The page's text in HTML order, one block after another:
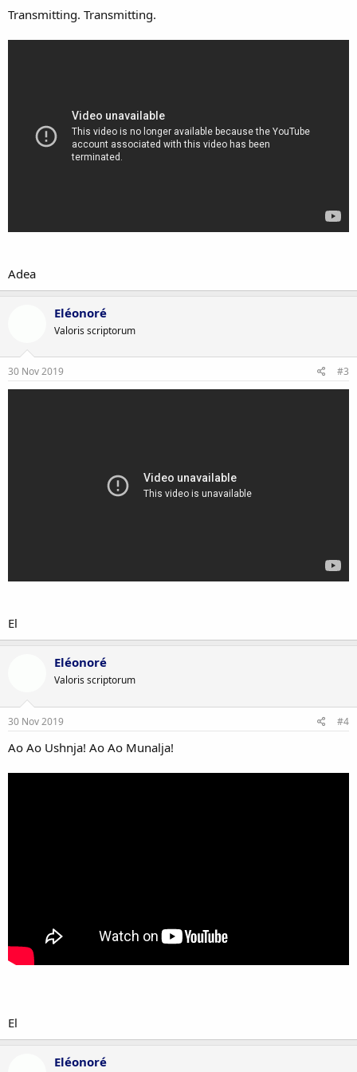
Transmitting. Transmitting.
Adea
Eléonoré
Valoris scriptorum
30 Nov 2019 #3
El
Eléonoré
Valoris scriptorum
30 Nov 2019 #4
Ao Ao Ushnja! Ao Ao Munalja!
El
Eléonoré